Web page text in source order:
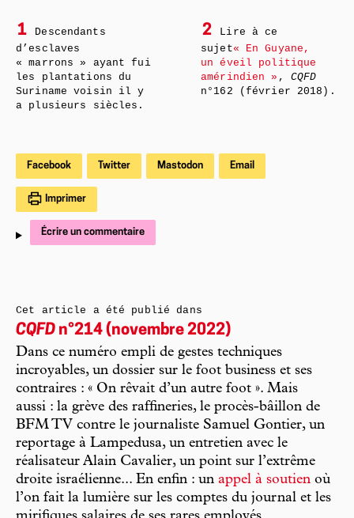
1
Descendants
d’esclaves
« marrons » ayant fui
les plantations du
Suriname voisin il y
a plusieurs siècles.
2
Lire à ce
sujet« En Guyane,
un éveil politique
amérindien » , CQFD
n°162 (février 2018).
Facebook Twitter Mastodon Email
Imprimer
Écrire un commentaire
Cet article a été publié dans
CQFD n°214 (novembre 2022)
Dans ce numéro empli de gestes techniques
incroyables, un dossier sur le foot business et ses
contraires : « On rêvait d’un autre foot ». Mais
aussi : la grève des raffineries, le procès-bâillon de
BFM TV contre le journaliste Samuel Gontier, un
reportage à Lampedusa, un entretien avec le
réalisateur Alain Cavalier, un point sur l’extrême
droite israélienne... En enfin : un appel à soutien où
l’on fait la lumière sur les comptes du journal et les